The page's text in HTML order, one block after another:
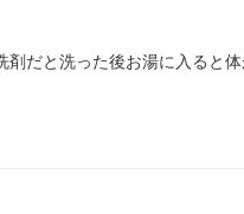
だと洗った後お湯に入ると